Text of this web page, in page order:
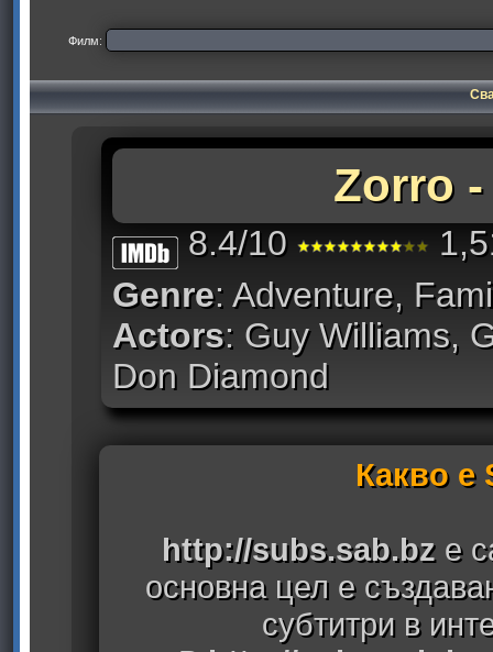
Филм:
Zorro -
8.4/10
Genre: Adventure,
Actors: Guy Williams,
Don Diamond
Какво е
http://subs.sab.bz е
основна цел е
субтитри в